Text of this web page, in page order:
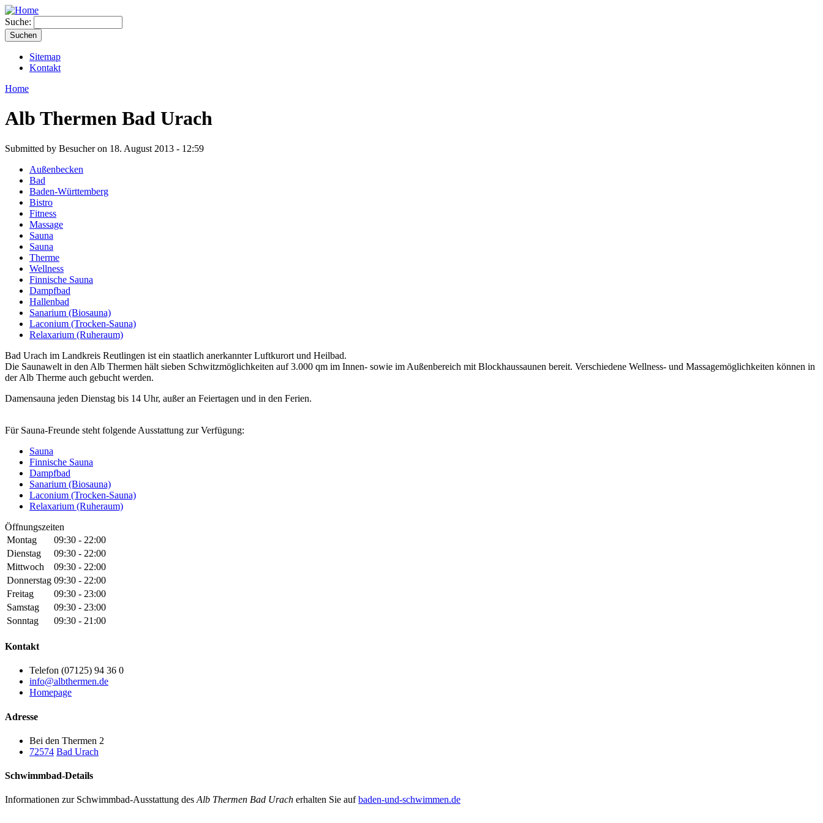
Suche:
Sitemap
Kontakt
Home
Alb Thermen Bad Urach
Submitted by Besucher on 18. August 2013 - 12:59
Außenbecken
Bad
Baden-Württemberg
Bistro
Fitness
Massage
Sauna
Sauna
Therme
Wellness
Finnische Sauna
Dampfbad
Hallenbad
Sanarium (Biosauna)
Laconium (Trocken-Sauna)
Relaxarium (Ruheraum)
Bad Urach im Landkreis Reutlingen ist ein staatlich anerkannter Luftkurort und Heilbad.
Die Saunawelt in den Alb Thermen hält sieben Schwitzmöglichkeiten auf 3.000 qm im Innen- sowie im Außenbereich mit Blockhaussaunen bereit. Verschiedene Wellness- und Massagemöglichkeiten können in
der Alb Therme auch gebucht werden.
Damensauna jeden Dienstag bis 14 Uhr, außer an Feiertagen und in den Ferien.
Für Sauna-Freunde steht folgende Ausstattung zur Verfügung:
Sauna
Finnische Sauna
Dampfbad
Sanarium (Biosauna)
Laconium (Trocken-Sauna)
Relaxarium (Ruheraum)
Öffnungszeiten
Montag
09:30 - 22:00
Dienstag
09:30 - 22:00
Mittwoch
09:30 - 22:00
Donnerstag 09:30 - 22:00
Freitag
09:30 - 23:00
Samstag
09:30 - 23:00
Sonntag
09:30 - 21:00
Kontakt
Telefon (07125) 94 36 0
info@albthermen.de
Homepage
Adresse
Bei den Thermen 2
72574 Bad Urach
Schwimmbad-Details
Informationen zur Schwimmbad-Ausstattung desAlb Thermen Bad Urach erhalten Sie aufbaden-und-schwimmen.de